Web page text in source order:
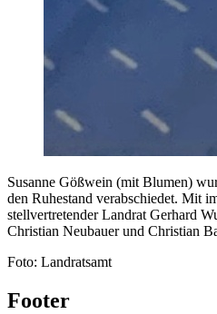
Susanne Gößwein (mit Blumen)
den Ruhestand verabschiedet. Mit
stellvertretender Landrat Gerhard
Christian Neubauer und Christian
Foto: Landratsamt
Footer